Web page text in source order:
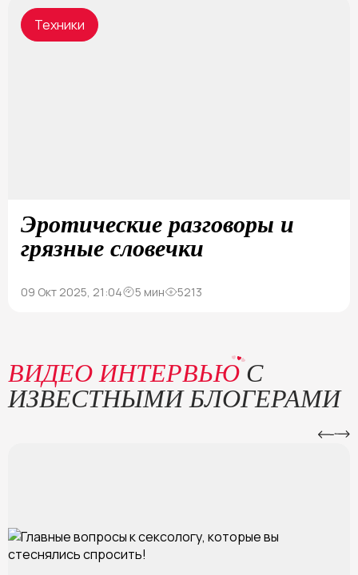
Техники
Эротические разговоры и
грязные словечки
09 Окт 2025, 21:04 5 мин 5213
ВИДЕО ИНТЕРВЬЮ С
ИЗВЕСТНЫМИ БЛОГЕРАМИ